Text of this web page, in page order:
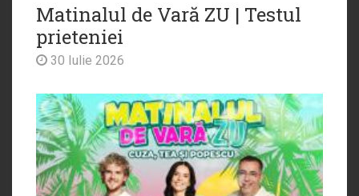
Matinalul de Vară ZU | Testul
prieteniei
30 Iulie 2026